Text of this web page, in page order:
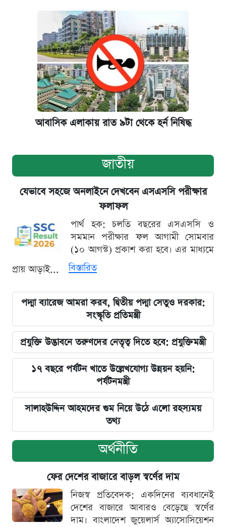
আবাসিক এলাকায় রাত ৯টা থেকে হর্ন নিষিদ্ধ
জাতীয়
যেভাবে সহজে অনলাইনে দেখবেন এসএসসি পরীক্ষার
ফলাফল
পার্থ হক: চলতি বছরের এসএসসি ও
সমমান পরীক্ষার ফল আগামী সোমবার
(১০ আগস্ট) প্রকাশ করা হবে। এর মাধ্যমে
প্রায় আড়াই...
বিস্তারিত
পদ্মা ব্যারেজ আমরা করব, দ্বিতীয় পদ্মা সেতুও দরকার:
সংস্কৃতি প্রতিমন্ত্রী
প্রযুক্তি উদ্ভাবনে তরুণদের নেতৃত্ব দিতে হবে: প্রযুক্তিমন্ত্রী
১৭ বছরে পর্যটন খাতে উল্লেখযোগ্য উন্নয়ন হয়নি:
পর্যটনমন্ত্রী
সালাহউদ্দিন আহমদের গুম নিয়ে উঠে এলো রহস্যময়
তথ্য
অর্থনীতি
ফের দেশের বাজারে বাড়ল স্বর্ণের দাম
নিজস্ব প্রতিবেদক: একদিনের ব্যবধানেই
দেশের বাজারে আবারও বেড়েছে স্বর্ণের
দাম। বাংলাদেশ জুয়েলার্স অ্যাসোসিয়েশন